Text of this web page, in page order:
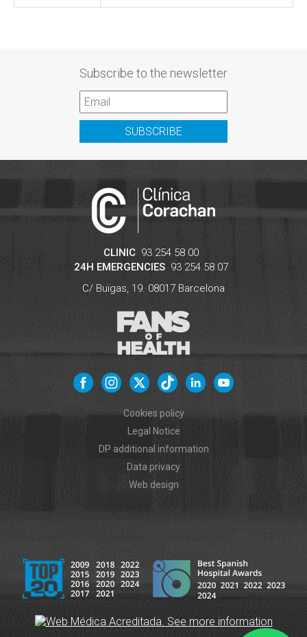
Subscribe to the newsletter
SUBSCRIBE
CLINIC 93 254 58 00
24H EMERGENCIES 93 254 58 07
C/ Buïgas, 19. 08017 Barcelona
Cookies policy
Legal Notice
DP additional information
Data privacy
Web design